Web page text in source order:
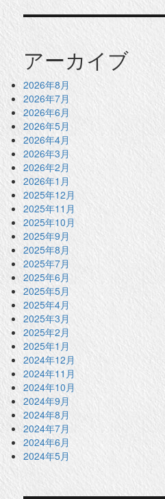
アーカイブ
2026年8月
2026年7月
2026年6月
2026年5月
2026年4月
2026年3月
2026年2月
2026年1月
2025年12月
2025年11月
2025年10月
2025年9月
2025年8月
2025年7月
2025年6月
2025年5月
2025年4月
2025年3月
2025年2月
2025年1月
2024年12月
2024年11月
2024年10月
2024年9月
2024年8月
2024年7月
2024年6月
2024年5月